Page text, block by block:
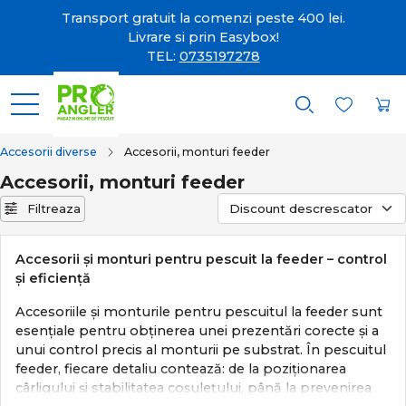
Transport gratuit la comenzi peste 400 lei.
Livrare si prin Easybox!
TEL: 0735197278
Accesorii diverse Accesorii, monturi feeder
Accesorii, monturi feeder
Filtreaza
Accesorii și monturi pentru pescuit la feeder – control
și eficiență
Accesoriile și monturile pentru pescuitul la feeder sunt
esențiale pentru obținerea unei prezentări corecte și a
unui control precis al monturii pe substrat. În pescuitul
feeder, fiecare detaliu contează: de la poziționarea
cârligului și stabilitatea coșulețului, până la prevenirea